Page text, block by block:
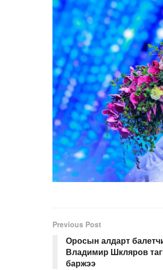
Previous Post
Оросын алдарт
Владимир Шкляров
баржээ